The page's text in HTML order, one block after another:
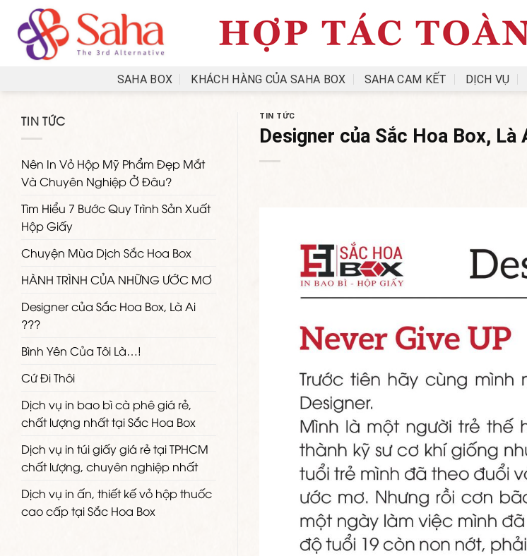
content
SAHA BOX KHÁCH HÀNG CỦA SAHA BOX SAHA CAM KẾT DỊCH VỤ
TIN TỨC
Nên In Vỏ Hộp Mỹ Phẩm Đẹp Mắt
Và Chuyên Nghiệp Ở Đâu?
Tìm Hiểu 7 Bước Quy Trình Sản Xuất
Hộp Giấy
Chuyện Mùa Dịch Sắc Hoa Box
HÀNH TRÌNH CỦA NHỮNG ƯỚC MƠ
Designer của Sắc Hoa Box, Là Ai
???
Bình Yên Của Tôi Là…!
Cứ Đi Thôi
Dịch vụ in bao bì cà phê giá rẻ,
chất lượng nhất tại Sắc Hoa Box
Dịch vụ in túi giấy giá rẻ tại TPHCM
chất lượng, chuyên nghiệp nhất
Dịch vụ in ấn, thiết kế vỏ hộp thuốc
cao cấp tại Sắc Hoa Box
TIN TỨC
Designer của Sắc Hoa Box, Là